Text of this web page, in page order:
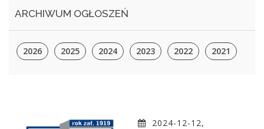
ARCHIWUM OGŁOSZEŃ
2026 2025 2024 2023 2022 2021
2024-12-12,